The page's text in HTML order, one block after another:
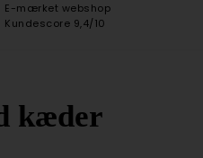
E-mærket webshop
Kundescore 9,4/10
kæder